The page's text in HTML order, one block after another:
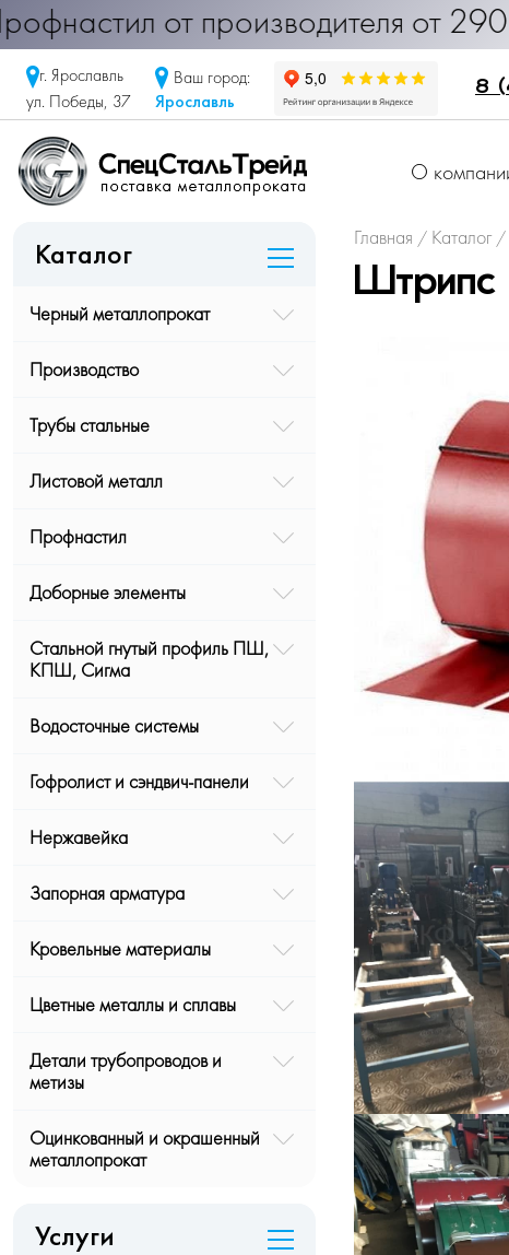
от производителя от
г. Ярославль
ул. Победы, 37
Ваш город:
Ярославль
8
О
Каталог
Черный металлопрокат
Производство
Трубы стальные
Листовой металл
Профнастил
Доборные элементы
Стальной гнутый профиль ПШ,
КПШ, Сигма
Водосточные системы
Гофролист и сэндвич-панели
Нержавейка
Запорная арматура
Кровельные материалы
Цветные металлы и сплавы
Детали трубопроводов и
метизы
Оцинкованный и окрашенный
металлопрокат
Услуги
Главная / Каталог /
Штрипс